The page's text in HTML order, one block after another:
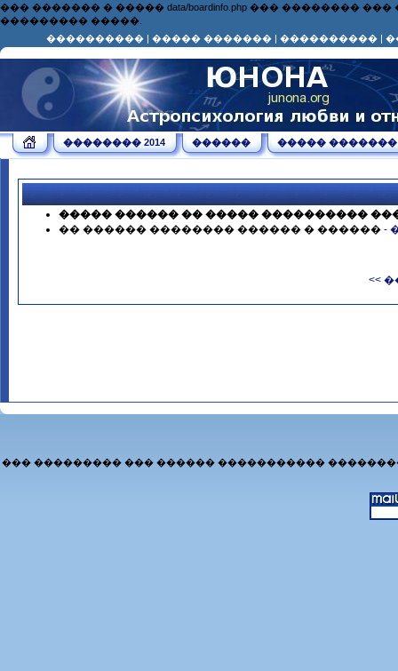
��� ������� � ����� data/boardinfo.php ���
��������� �����.
���������� | ����� ������� | ���������� |
�������� 2014 ������ ����� �������
����� ������ �� ����� ����������
�� ������ �������� ������ � ������ -
<<
��� ��������� ��� ������ �����������